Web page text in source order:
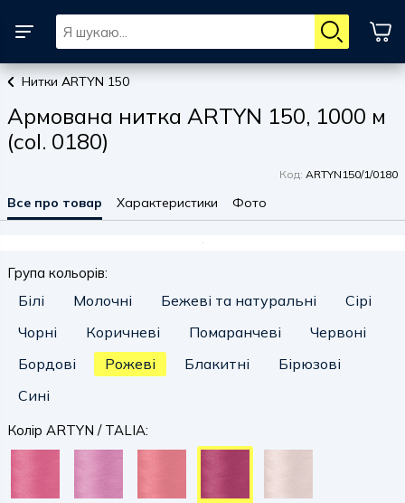
Нитки ARTYN 150
Армована нитка ARTYN 150, 1000 м
(col. 0180)
Код: ARTYN150/1/0180
Все про товар Характеристики Фото
Група кольорів:
Білі Молочні Бежеві та натуральні
Сірі
Чорні
Коричневі Помаранчеві
Червоні
Бордові
Рожеві Блакитні
Бірюзові
Сині
Колір ARTYN / TALIA: